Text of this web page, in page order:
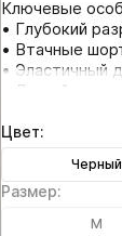
Ключевые
• Глубокий
• Втачные
• Эластичный
• Легкий
Цвет:
Черный
Размер:
M